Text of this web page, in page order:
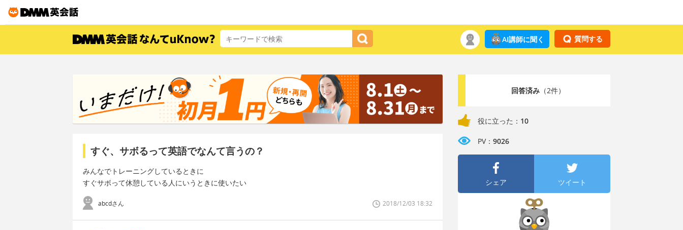
質問する
AI講師に聞く
すぐ、サボるって英語でなんて言うの？
みんなでトレーニングしているときに
すぐサボって休憩している人にいうときに使いたい
abcdさん 2018/12/03 18:32
回答済み（2件）
役に立った： 10
PV： 9026
シェア ツイート